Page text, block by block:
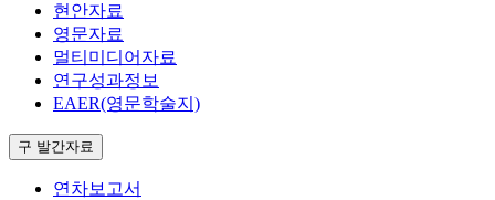
현안자료
영문자료
멀티미디어자료
연구성과정보
EAER(영문학술지)
구 발간자료
연차보고서